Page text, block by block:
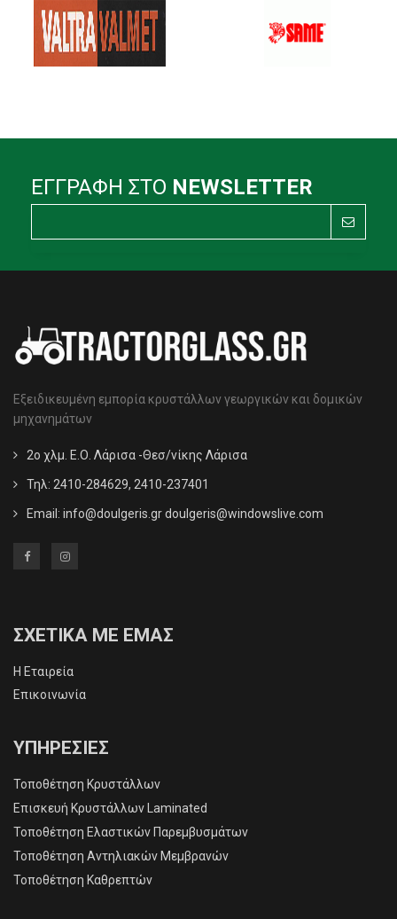
ΕΓΓΡΑΦΗ ΣΤΟ NEWSLETTER
Εξειδικευμένη εμπορία κρυστάλλων γεωργικών και δομικών
μηχανημάτων
2ο χλμ. Ε.Ο. Λάρισα -Θεσ/νίκης Λάρισα
Τηλ: 2410-284629, 2410-237401
Email: info@doulgeris.gr doulgeris@windowslive.com
ΣΧΕΤΙΚΑ ΜΕ ΕΜΑΣ
Η Εταιρεία
Επικοινωνία
ΥΠΗΡΕΣΙΕΣ
Τοποθέτηση Κρυστάλλων
Επισκευή Κρυστάλλων Laminated
Τοποθέτηση Ελαστικών Παρεμβυσμάτων
Τοποθέτηση Αντηλιακών Μεμβρανών
Τοποθέτηση Καθρεπτών